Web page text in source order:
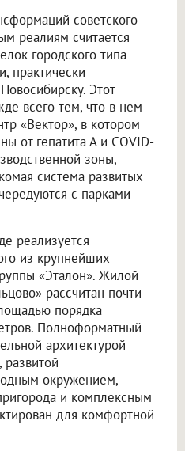
советского
реалиям считается
городского типа
практически
Этот
всего тем, что в нем
«Вектор», в котором
от гепатита А и COVID-
зоны,
система развитых
с парками
реализуется
из крупнейших
«Эталон». Жилой
рассчитан почти
порядка
Полноформатный
архитектурой
окружением,
и комплексным
для комфортной